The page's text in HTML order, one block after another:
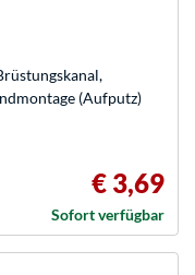
(Aufputz)
€ 3,69
Sofort verfügbar